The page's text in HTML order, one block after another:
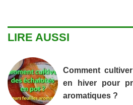
LIRE AUSSI
Comment
en hiver pour
aromatiques ?